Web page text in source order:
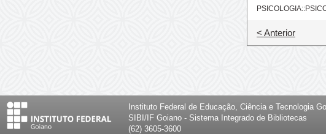
< Anterior
Instituto Federal de Educação, Ciência e Tecnologia
SIBI/IF Goiano - Sistema Integrado de Bibliotecas
(62) 3605-3600